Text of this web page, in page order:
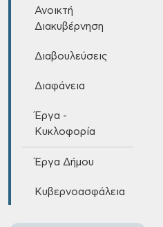
Ανοικτή
Διακυβέρνηση
Διαβουλεύσεις
Διαφάνεια
Έργα -
Κυκλοφορία
Έργα Δήμου
Κυβερνοασφάλεια